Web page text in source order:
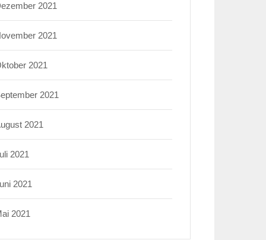
2021
2021
2021
2021
2021
2021
2021
2021